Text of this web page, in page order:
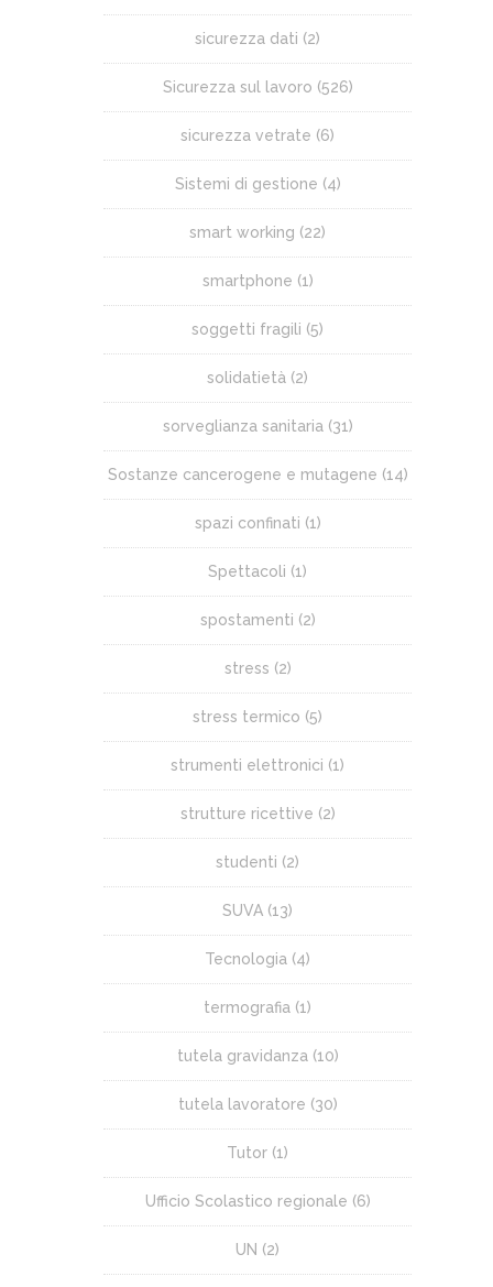
sicurezza dati (2)
Sicurezza sul lavoro (526)
sicurezza vetrate (6)
Sistemi di gestione (4)
smart working (22)
smartphone (1)
soggetti fragili (5)
solidatietà (2)
sorveglianza sanitaria (31)
Sostanze cancerogene e mutagene (14)
spazi confinati (1)
Spettacoli (1)
spostamenti (2)
stress (2)
stress termico (5)
strumenti elettronici (1)
strutture ricettive (2)
studenti (2)
SUVA (13)
Tecnologia (4)
termografia (1)
tutela gravidanza (10)
tutela lavoratore (30)
Tutor (1)
Ufficio Scolastico regionale (6)
UN (2)